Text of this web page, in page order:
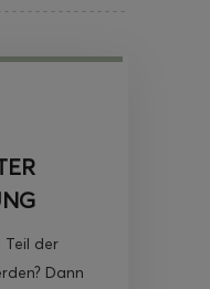
der
Dann